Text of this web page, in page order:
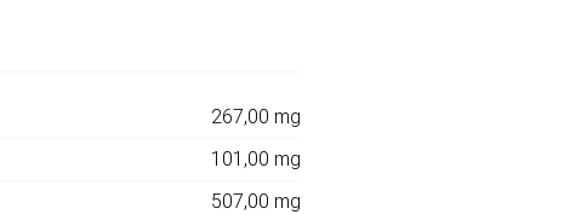
267,00 mg
101,00 mg
507,00 mg